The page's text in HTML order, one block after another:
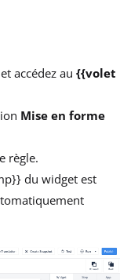
accédez au {{volet
Mise en forme
règle.
du widget est